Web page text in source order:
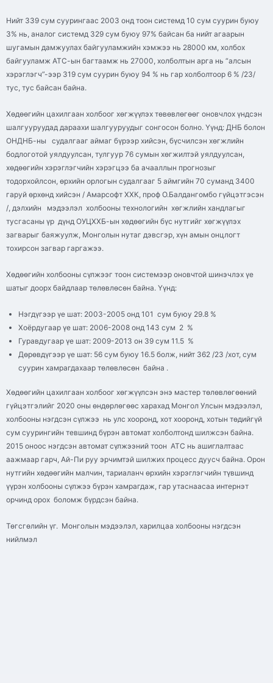
Нийт 339 сум суурингаас 2003 онд тоон системд 10 сум суурин буюу
3% нь, аналог системд 329 сум буюу 97% байсан ба нийт агаарын
шугамын дамжуулах байгууламжийн хэмжээ нь 28000 км, холбох
байгууламж АТС-ын багтаамж нь 27000, холболтын арга нь “алсын
хэрэглэгч”-ээр 319 сум суурин буюу 94 % нь гар холболтоор 6 % /23/
тус, тус байсан байна.
Хөдөөгийн цахилгаан холбоог хөгжүүлэх төвөвлөгөөг оновчлох үндсэн
шалгууруудад дараахи шалгууруудыг сонгосон болно. Үүнд: ДНБ болон
ОНДНБ-ны судалгааг аймаг бүрээр хийсэн, бүсчилсэн хөгжлийн
бодлоготой уялдуулсан, тулгуур 76 сумын хөгжилтэй уялдуулсан,
хөдөөгийн хэрэглэгчийн хэрэгцээ ба ачааллын прогнозыг
тодорхойлсон, өрхийн орлогын судалгааг 5 аймгийн 70 суманд 3400
гаруй өрхөнд хийсэн / Амарсофт ХХК, проф О.Балдангомбо гүйцэтгэсэн
/, дэлхийн мэдээлэл холбооны технологийн хөгжлийн хандлагыг
тусгасаны үр дүнд ОУЦХХБ-ын хөдөөгийн бүс нутгийг хөгжүүлэх
загварыг баяжуулж, Монголын нутаг дэвсгэр, хүн амын онцлогт
тохирсон загвар гаргажээ.
Хөдөөгийн холбооны сүлжээг тоон системээр оновчтой шинэчлэх үе
шатыг доорх байдлаар төлөвлөсөн байна. Үүнд:
Нэгдүгээр үе шат: 2003-2005 онд 101 сум буюу 29.8 %
Хоёрдугаар үе шат: 2006-2008 онд 143 сум 2 %
Гуравдугаар үе шат: 2009-2013 он 39 сум 11.5 %
Дөрөвдүгээр үе шат: 56 сум буюу 16.5 болж, нийт 362 /23 /хот, сум
суурин хамрагдахаар төлөвлөсөн байна .
Хөдөөгийн цахилгаан холбоог хөгжүүлсэн энэ мастер төлөвлөгөөний
гүйцэтгэлийг 2020 оны өндөрлөгөөс харахад Монгол Улсын мэдээлэл,
холбооны нэгдсэн сүлжээ нь улс хооронд, хот хооронд, хотын төдийгүй
сум суурингийн тевшинд бүрэн автомат холболтонд шилжсэн байна.
2015 оноос нэгдсэн автомат сүлжээний тоон АТС нь ашиглалтаас
аажмаар гарч, Ай-Пи руу эрчимтэй шилжих процесс дуусч байна. Орон
нутгийн хөдөөгийн малчин, тариаланч өрхийн хэрэглэгчийн түвшинд
үүрэн холбооны сүлжээ бүрэн хамрагдаж, гар утаснаасаа интернэт
орчинд орох боломж бүрдсэн байна.
Төгсгөлийн үг. Монголын мэдээлэл, харилцаа холбооны нэгдсэн
нийлмэл